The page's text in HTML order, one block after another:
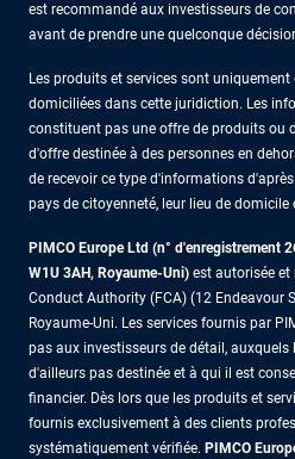
est recommandé aux investisseurs de
avant de prendre une quelconque
Les produits et services sont
domiciliées dans cette juridiction. Les
constituent pas une offre de produits ou
d'offre destinée à des personnes en
de recevoir ce type d'informations
pays de citoyenneté, leur lieu de domicile
PIMCO Europe Ltd (n° d'enregistrement
W1U 3AH, Royaume-Uni) est autorisée et
Conduct Authority (FCA) (12 Endeavour
Royaume-Uni. Les services fournis par
pas aux investisseurs de détail,
d'ailleurs pas destinée et à qui il est
financier. Dès lors que les produits et
fournis exclusivement à des clients
systématiquement vérifiée. PIMCO